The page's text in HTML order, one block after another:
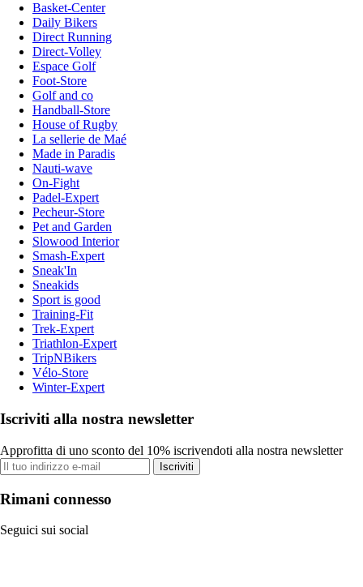
Basket-Center
Daily Bikers
Direct Running
Direct-Volley
Espace Golf
Foot-Store
Golf and co
Handball-Store
House of Rugby
La sellerie de Maé
Made in Paradis
Nauti-wave
On-Fight
Padel-Expert
Pecheur-Store
Pet and Garden
Slowood Interior
Smash-Expert
Sneak'In
Sneakids
Sport is good
Training-Fit
Trek-Expert
Triathlon-Expert
TripNBikers
Vélo-Store
Winter-Expert
Iscriviti alla nostra newsletter
Approfitta di uno sconto del 10% iscrivendoti alla nostra newsletter
Iscriviti
Rimani connesso
Seguici sui social